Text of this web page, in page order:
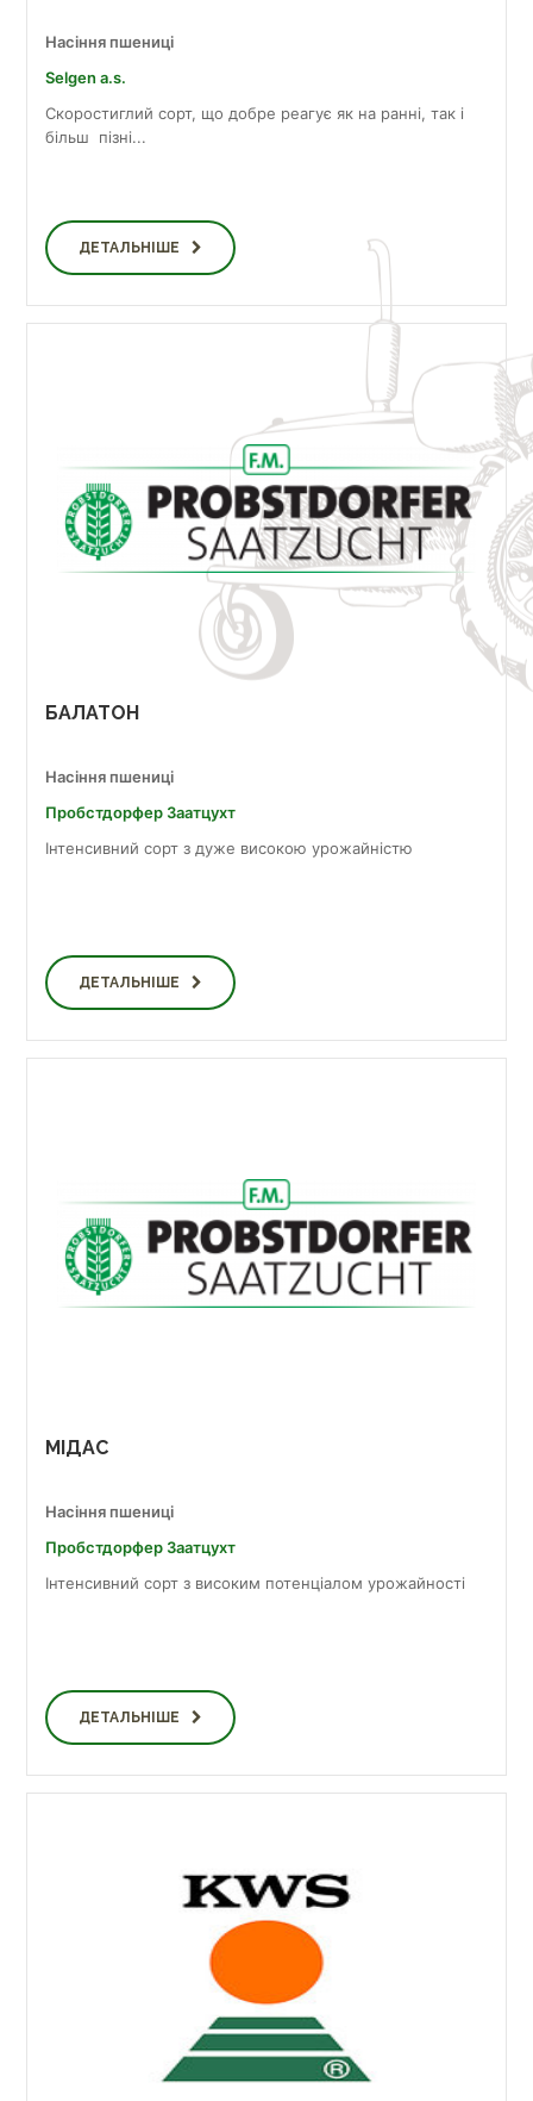
Насіння пшениці
Selgen a.s.
Скоростиглий сорт, що добре реагує як на ранні, так і
більш пізні...
ДЕТАЛЬНІШЕ
БАЛАТОН
Насіння пшениці
Пробст­дор­фер За­ат­цухт
Інтенсивний сорт з дуже високою урожайністю
ДЕТАЛЬНІШЕ
МІДАС
Насіння пшениці
Пробст­дор­фер За­ат­цухт
Інтенсивний сорт з високим потенціалом урожайності
ДЕТАЛЬНІШЕ